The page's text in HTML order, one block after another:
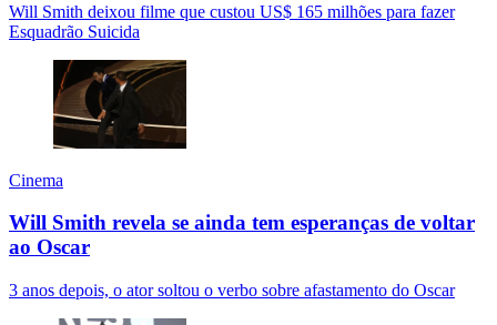
Will Smith deixou filme que custou US$ 165 milhões para fazer
Esquadrão Suicida
Cinema
Will Smith revela se ainda tem esperanças de voltar
ao Oscar
3 anos depois, o ator soltou o verbo sobre afastamento do Oscar